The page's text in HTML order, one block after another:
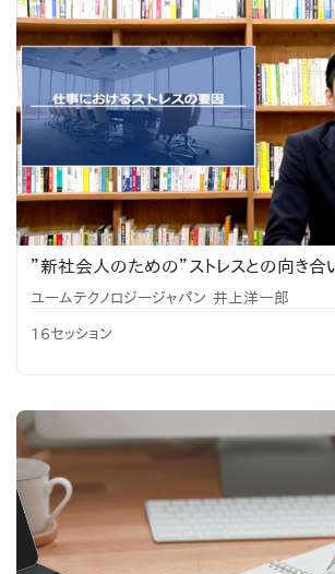
”新社会人のための”ストレスとの向き合
ユームテクノロジージャパン 井上洋一郎
16セッション